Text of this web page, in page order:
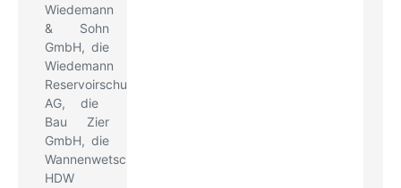
Wiedemann
& Sohn
GmbH, die
Wiedemann
Reservoirschutz
AG, die
Bau Zier
GmbH, die
Wannenwetsch
HDW